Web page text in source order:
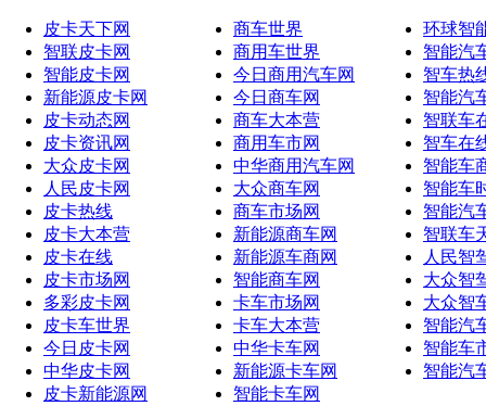
皮卡天下网
智联皮卡网
智能皮卡网
新能源皮卡网
皮卡动态网
皮卡资讯网
大众皮卡网
人民皮卡网
皮卡热线
皮卡大本营
皮卡在线
皮卡市场网
多彩皮卡网
皮卡车世界
今日皮卡网
中华皮卡网
皮卡新能源网
商车世界
商用车世界
今日商用汽车网
今日商车网
商车大本营
商用车市网
中华商用汽车网
大众商车网
商车市场网
新能源商车网
新能源车商网
智能商车网
卡车市场网
卡车大本营
中华卡车网
新能源卡车网
智能卡车网
环球智
智能汽
智车热
智能汽
智联车
智车在
智能车
智能车
智能汽
智联车
人民智
大众智
大众智
智能汽
智能车
智能汽